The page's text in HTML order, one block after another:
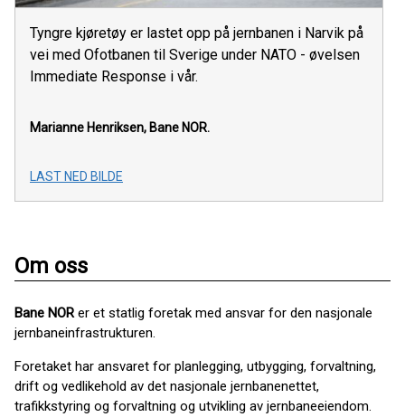
Tyngre kjøretøy er lastet opp på jernbanen i Narvik på
vei med Ofotbanen til Sverige under NATO - øvelsen
Immediate Response i vår.
Marianne Henriksen, Bane NOR.
LAST NED BILDE
Om oss
Bane NORer et statlig foretak med ansvar for den nasjonale
jernbaneinfrastrukturen.
Foretaket har ansvaret for planlegging, utbygging, forvaltning,
drift og vedlikehold av det nasjonale jernbanenettet,
trafikkstyring og forvaltning og utvikling av jernbaneeiendom.